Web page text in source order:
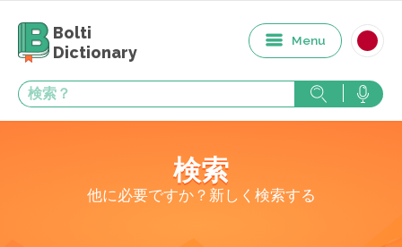
Bolti
Dictionary
Menu
検索
他に必要ですか？新しく検索する